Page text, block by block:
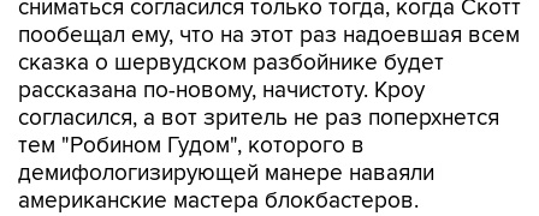
сниматься согласился только тогда, когда Скотт
пообещал ему, что на этот раз надоевшая всем
сказка о шервудском разбойнике будет
рассказана по-новому, начистоту. Кроу
согласился, а вот зритель не раз поперхнется
тем "Робином Гудом", которого в
демифологизирующей манере наваяли
американские мастера блокбастеров.